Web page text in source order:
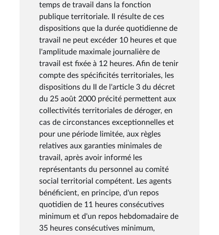
temps de travail dans la fonction
publique territoriale. Il résulte de ces
dispositions que la durée quotidienne de
travail ne peut excéder 10 heures et que
l'amplitude maximale journalière de
travail est fixée à 12 heures. Afin de tenir
compte des spécificités territoriales, les
dispositions du II de l'article 3 du décret
du 25 août 2000 précité permettent aux
collectivités territoriales de déroger, en
cas de circonstances exceptionnelles et
pour une période limitée, aux règles
relatives aux garanties minimales de
travail, après avoir informé les
représentants du personnel au comité
social territorial compétent. Les agents
bénéficient, en principe, d'un repos
quotidien de 11 heures consécutives
minimum et d'un repos hebdomadaire de
35 heures consécutives minimum,